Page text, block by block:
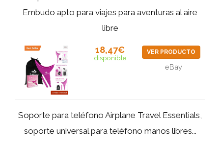
Embudo apto para viajes para aventuras al aire
libre
18,47€
disponible
VER PRODUCTO
eBay
Soporte para teléfono Airplane Travel Essentials,
soporte universal para teléfono manos libres...